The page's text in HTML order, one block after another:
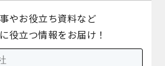
やお役立ち資料など
役立つ情報をお届け！